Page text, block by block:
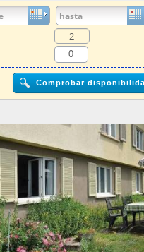
última hora + Oferta